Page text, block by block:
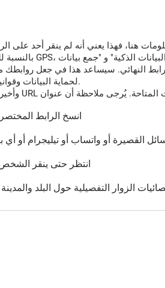
النهائي. سيساعد هذا في جعل روابطك
لحماية البيانات وقوانين حماية البيانات الأخرى.
انسخ الرابط
القصيرة أو واتساب أو تيليجرام أو أي
انتظر حتى ينقر
الزوار التفصيلية حول البلد